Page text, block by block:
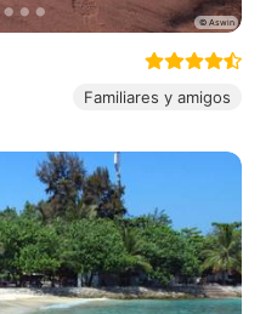
Familiares y amigos